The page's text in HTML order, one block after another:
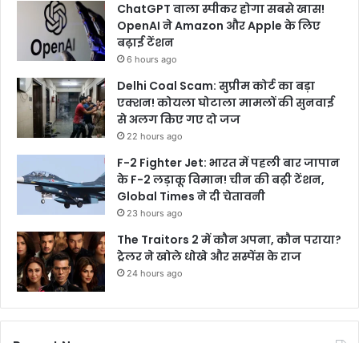
ChatGPT वाला स्पीकर होगा सबसे खास!
OpenAI ने Amazon और Apple के लिए
बढ़ाई टेंशन
6 hours ago
Delhi Coal Scam: सुप्रीम कोर्ट का बड़ा
एक्शन! कोयला घोटाला मामलों की सुनवाई
से अलग किए गए दो जज
22 hours ago
F-2 Fighter Jet: भारत में पहली बार जापान
के F-2 लड़ाकू विमान! चीन की बढ़ी टेंशन,
Global Times ने दी चेतावनी
23 hours ago
The Traitors 2 में कौन अपना, कौन पराया?
ट्रेलर ने खोले धोखे और सस्पेंस के राज
24 hours ago